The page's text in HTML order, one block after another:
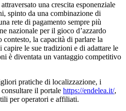
una crescita esponenziale
spinto da una combinazione di
rete di pagamento sempre più
nazionale per il gioco d’azzardo
contesto, la capacità di parlare la
le sue tradizioni e di adattare le
è diventata un vantaggio competitivo
pratiche di localizzazione, i
il portale https://endelea.it/,
per operatori e affiliati.